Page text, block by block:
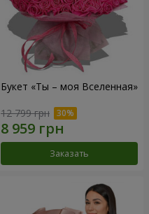
Букет «Ты – моя Вселенная»
12 799 грн
Заказать